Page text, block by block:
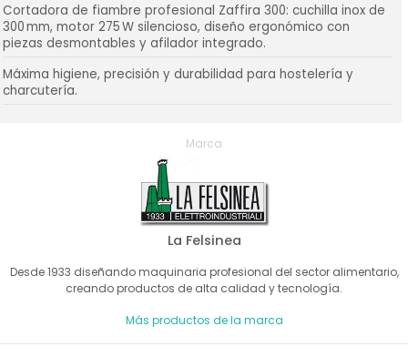
Cortadora de fiambre profesional Zaffira 300: cuchilla inox de
300 mm, motor 275 W silencioso, diseño ergonómico con
piezas desmontables y afilador integrado.
Máxima higiene, precisión y durabilidad para hostelería y
charcutería.
Marca
La Felsinea
Desde 1933 diseñando maquinaria profesional del sector alimentario,
creando productos de alta calidad y tecnología.
Más productos de la marca